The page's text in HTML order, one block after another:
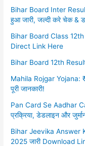
Bihar Board Inter Result
हुआ जारी, जल्दी करे चेक &
Bihar Board Class
Direct Link Here
Bihar Board 12th
Mahila Rojgar Yojana:
पूरी जानकारी!
Pan Card Se Aadhar
प्रक्रिया, डेडलाइन और
Bihar Jeevika Answer
2025 जारी Download